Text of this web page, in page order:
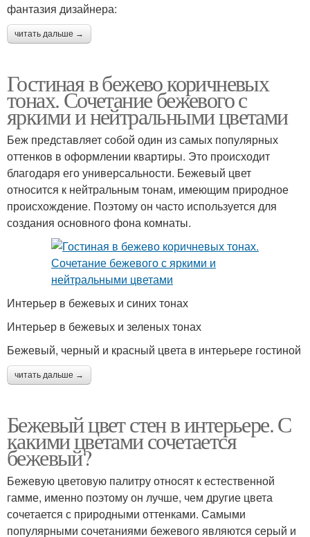
фантазия дизайнера:
читать дальше →
Гостиная в бежево коричневых
тонах. Сочетание бежевого с
яркими и нейтральными цветами
Беж представляет собой один из самых популярных
оттенков в оформлении квартиры. Это происходит
благодаря его универсальности. Бежевый цвет
относится к нейтральным тонам, имеющим природное
происхождение. Поэтому он часто используется для
создания основного фона комнаты.
Интерьер в бежевых и синих тонах
Интерьер в бежевых и зеленых тонах
Бежевый, черный и красный цвета в интерьере гостиной
читать дальше →
Бежевый цвет стен в интерьере. С
какими цветами сочетается
бежевый?
Бежевую цветовую палитру относят к естественной
гамме, именно поэтому он лучше, чем другие цвета
сочетается с природными оттенками. Самыми
популярными сочетаниями бежевого являются серый и